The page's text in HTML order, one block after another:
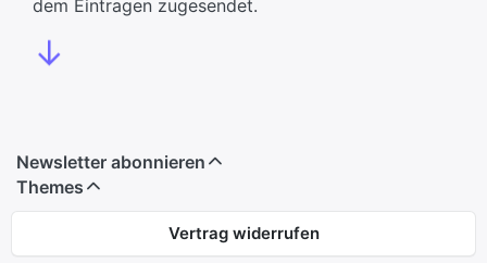
dem Eintragen zugesendet.
↓
Newsletter abonnieren
Themes
Vertrag widerrufen